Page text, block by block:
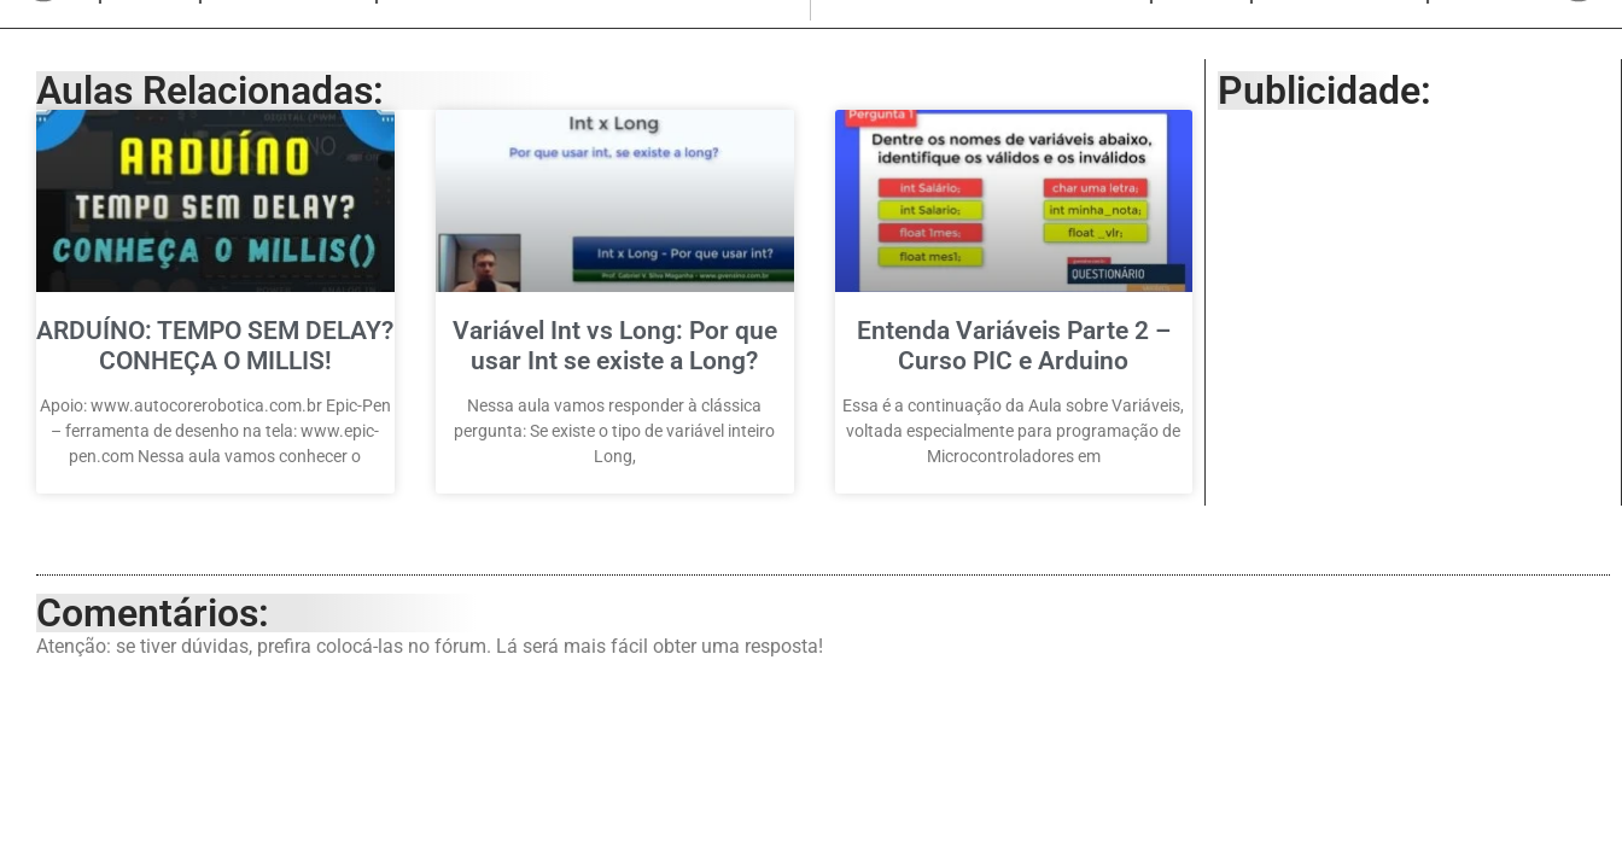
Aulas Relacionadas:
ARDUÍNO: TEMPO SEM DELAY?
CONHEÇA O MILLIS!
Apoio: www.autocorerobotica.com.br Epic-Pen
– ferramenta de desenho na tela: www.epic-
pen.com Nessa aula vamos conhecer o
Variável Int vs Long: Por que
usar Int se existe a Long?
Nessa aula vamos responder à clássica
pergunta: Se existe o tipo de variável inteiro
Long,
Entenda Variáveis Parte 2 –
Curso PIC e Arduino
Essa é a continuação da Aula sobre Variáveis,
voltada especialmente para programação de
Microcontroladores em
Publicidade:
Comentários:
Atenção: se tiver dúvidas, prefira colocá-las no fórum. Lá será mais fácil obter uma resposta!